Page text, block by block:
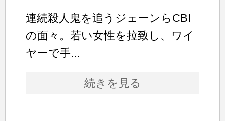
連続殺人鬼を追うジェーンらCBI
の面々。若い女性を拉致し、ワイ
ヤーで手...
続きを見る